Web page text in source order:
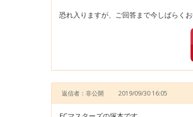
恐れ入りますが、ご回答まで今しばら
返信者：非公開 2019/09/30 16:05